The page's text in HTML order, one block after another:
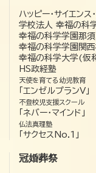
ハッピー・サイエンス
学校法人 幸福の科
幸福の科学学園那
幸福の科学学園関
幸福の科学大学(仮
HS政経塾
天使を育てる幼児教育
「エンゼルプランV」
不登校児支援スクール
「ネバー・マインド」
仏法真理塾
「サクセスNo.1」
冠婚葬祭